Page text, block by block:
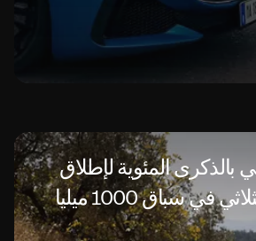
بالذكرى المئوية لإطلاق
شعار الرمح الثلاثي في سباق 1000 ميليا